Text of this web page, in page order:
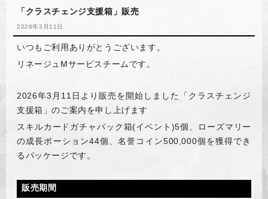
「クラスチェンジ支援箱」販売
2026年3月11日
いつもご利用ありがとうございます。
リネージュMサービスチームです。
2026年3月11日より販売を開始しました「クラスチェンジ
支援箱」のご案内を申し上げます
スキルカードガチャパック箱(イベント)5個、ローズマリー
の成長ポーション44個、名誉コイン500,000個を獲得でき
るパッケージです。
販売期間